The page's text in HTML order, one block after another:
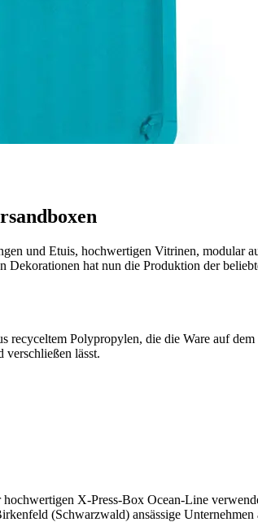
und Etuis, hochwertigen Vitrinen, modular
hat nun die Produktion der
Polypropylen, die die Ware auf
verschließen lässt.
X-Press-Box Ocean-Line
(Schwarzwald) ansässige